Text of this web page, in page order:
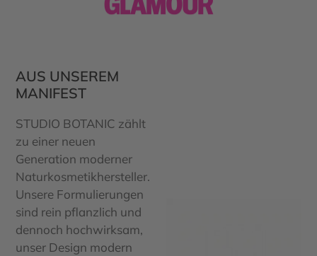
AUS UNSEREM
MANIFEST
STUDIO BOTANIC zählt
zu einer neuen
Generation moderner
Naturkosmetikhersteller.
Unsere Formulierungen
sind rein pflanzlich und
dennoch hochwirksam,
unser Design modern